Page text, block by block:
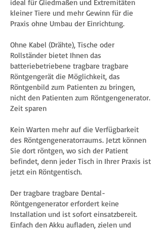
ideal für Gliedmaßen und Extremitäten
kleiner Tiere und mehr Gewinn für die
Praxis ohne Umbau der Einrichtung.
Ohne Kabel (Drähte), Tische oder
Rollständer bietet Ihnen das
batteriebetriebene tragbare tragbare
Röntgengerät die Möglichkeit, das
Röntgenbild zum Patienten zu bringen,
nicht den Patienten zum Röntgengenerator.
Zeit sparen
Kein Warten mehr auf die Verfügbarkeit
des Röntgengeneratorraums. Jetzt können
Sie dort röntgen, wo sich der Patient
befindet, denn jeder Tisch in Ihrer Praxis ist
jetzt ein Röntgentisch.
Der tragbare tragbare Dental-
Röntgengenerator erfordert keine
Installation und ist sofort einsatzbereit.
Einfach den Akku aufladen, zielen und